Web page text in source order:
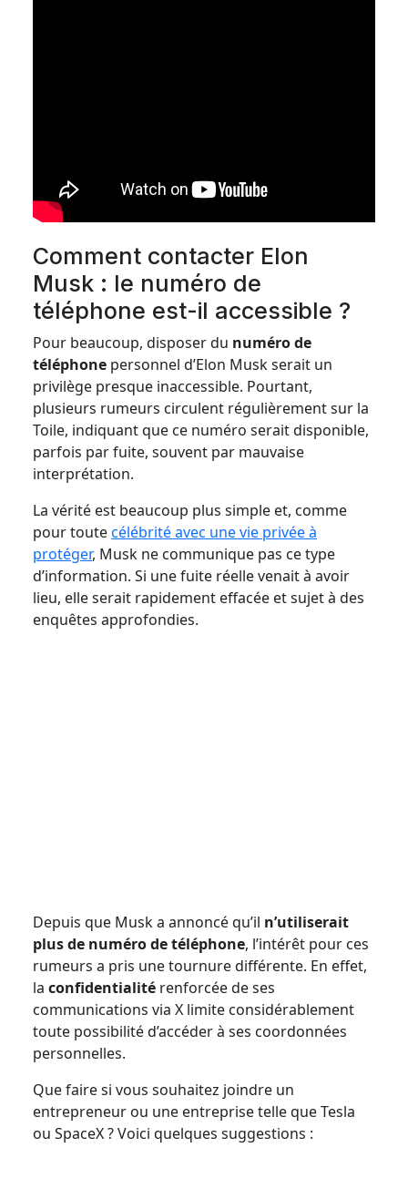
Comment contacter Elon
Musk : le numéro de
téléphone est-il accessible ?
Pour beaucoup, disposer du numéro de
téléphone personnel d’Elon Musk serait un
privilège presque inaccessible. Pourtant,
plusieurs rumeurs circulent régulièrement sur la
Toile, indiquant que ce numéro serait disponible,
parfois par fuite, souvent par mauvaise
interprétation.
La vérité est beaucoup plus simple et, comme
pour toutecélébrité avec une vie privée à
protéger, Musk ne communique pas ce type
d’information. Si une fuite réelle venait à avoir
lieu, elle serait rapidement effacée et sujet à des
enquêtes approfondies.
Depuis que Musk a annoncé qu’il n’utiliserait
plus de numéro de téléphone, l’intérêt pour ces
rumeurs a pris une tournure différente. En effet,
la confidentialité renforcée de ses
communications via X limite considérablement
toute possibilité d’accéder à ses coordonnées
personnelles.
Que faire si vous souhaitez joindre un
entrepreneur ou une entreprise telle que Tesla
ou SpaceX ? Voici quelques suggestions :